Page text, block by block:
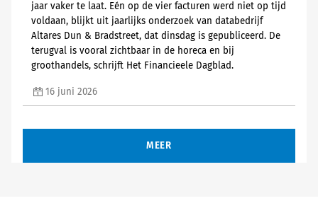
jaar vaker te laat. Eén op de vier facturen werd niet op tijd
voldaan, blijkt uit jaarlijks onderzoek van databedrijf
Altares Dun & Bradstreet, dat dinsdag is gepubliceerd. De
terugval is vooral zichtbaar in de horeca en bij
groothandels, schrijft Het Financieele Dagblad.
16 juni 2026
MEER